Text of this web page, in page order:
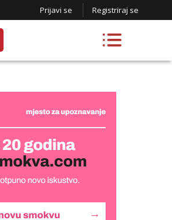
Prijavi se Registriraj se